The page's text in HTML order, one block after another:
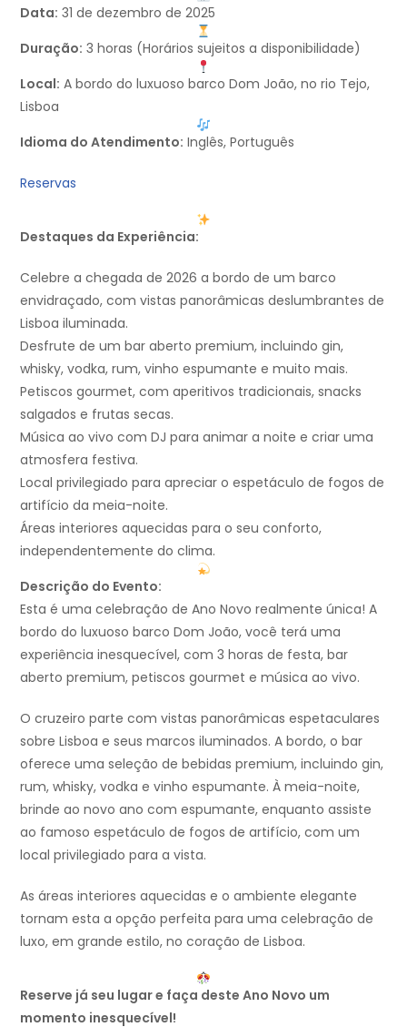
Data: 31 de dezembro de 2025
Duração: 3 horas (Horários sujeitos a disponibilidade)
Local: A bordo do luxuoso barco Dom João, no rio Tejo,
Lisboa
Idioma do Atendimento: Inglês, Português
Reservas
Destaques da Experiência:
Celebre a chegada de 2026 a bordo de um barco
envidraçado, com vistas panorâmicas deslumbrantes de
Lisboa iluminada.
Desfrute de um bar aberto premium, incluindo gin,
whisky, vodka, rum, vinho espumante e muito mais.
Petiscos gourmet, com aperitivos tradicionais, snacks
salgados e frutas secas.
Música ao vivo com DJ para animar a noite e criar uma
atmosfera festiva.
Local privilegiado para apreciar o espetáculo de fogos de
artifício da meia-noite.
Áreas interiores aquecidas para o seu conforto,
independentemente do clima.
Descrição do Evento:
Esta é uma celebração de Ano Novo realmente única! A
bordo do luxuoso barco Dom João, você terá uma
experiência inesquecível, com 3 horas de festa, bar
aberto premium, petiscos gourmet e música ao vivo.
O cruzeiro parte com vistas panorâmicas espetaculares
sobre Lisboa e seus marcos iluminados. A bordo, o bar
oferece uma seleção de bebidas premium, incluindo gin,
rum, whisky, vodka e vinho espumante. À meia-noite,
brinde ao novo ano com espumante, enquanto assiste
ao famoso espetáculo de fogos de artifício, com um
local privilegiado para a vista.
As áreas interiores aquecidas e o ambiente elegante
tornam esta a opção perfeita para uma celebração de
luxo, em grande estilo, no coração de Lisboa.
Reserve já seu lugar e faça deste Ano Novo um
momento inesquecível!